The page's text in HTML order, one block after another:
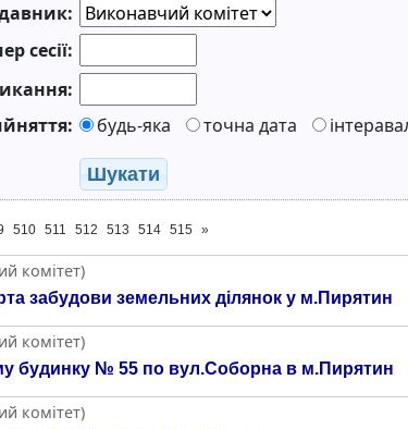
сесії:
будь-яка точна дата
Шукати
510 511 512 513 514 515 »
комітет)
забудови земельних ділянок у м.Пирятин
комітет)
будинку № 55 по вул.Соборна в м.Пирятин
комітет)